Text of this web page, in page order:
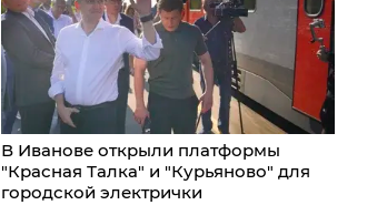
В Иванове открыли платформы
"Красная Талка" и "Курьяново" для
городской электрички